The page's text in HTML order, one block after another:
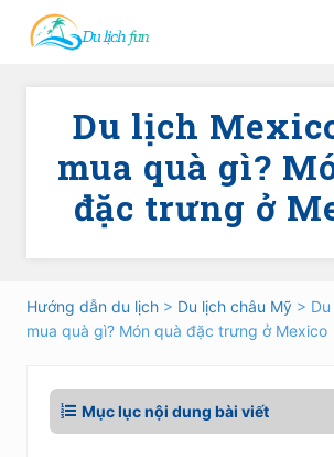
Menu
Du lịch
mua quà gì?
đặc trưng ở
Hướng dẫn du lịch > Du lịch châu Mỹ >
mua quà gì? Món quà đặc trưng ở Mexico
Mục lục nội dung bài viết